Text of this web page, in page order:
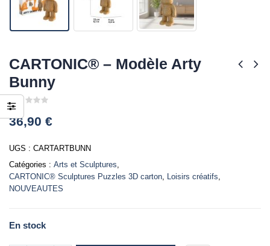
CARTONIC® – Modèle Arty
Bunny
0
out
of
36,90 €
UGS : CARTARTBUNN
Catégories : Arts et Sculptures
CARTONIC® Sculptures Puzzles 3D carton Loisirs créatifs
NOUVEAUTES
En stock